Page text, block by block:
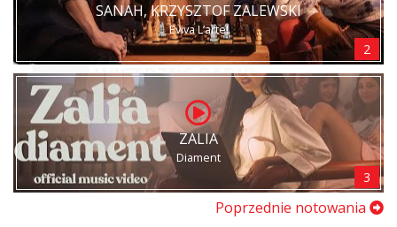
SANAH, KRZYSZTOF ZALEWSKI
Eviva L’arte!
2
ZALIA
Diament
3
Poprzednie notowania